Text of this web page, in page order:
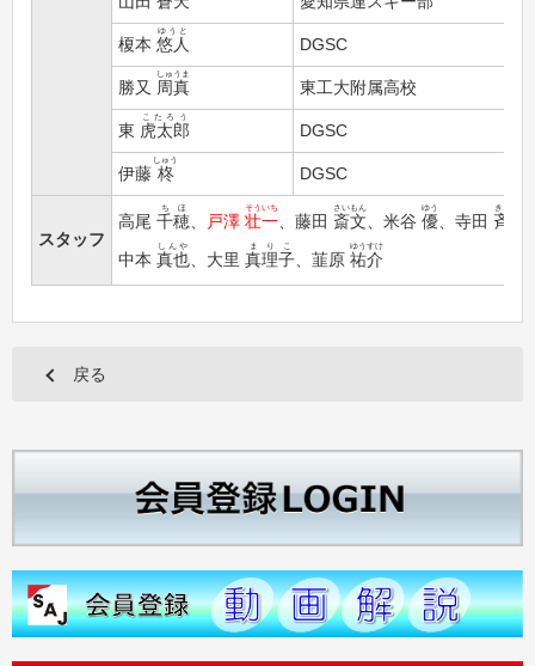
榎本 悠人
ゆうと
DGSC
勝又 周真
しゅうま
東工大附属高校
東 虎太郎
こたろう
DGSC
伊藤 柊
しゅう
DGSC
スタッフ
高尾 千穂
ちほ
戸澤 壮一
そういち
、藤田 斎文
さいもん
、米谷 優
ゆう
、寺田 斉史
きよし
中本 真也
しんや
、大里 真理子
まりこ
、韮原 祐介
ゆうすけ
戻る